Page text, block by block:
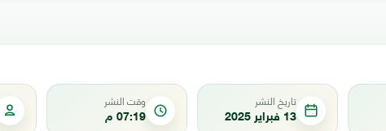
تاريخ النشر
13 فبراير 2025
وقت النشر
07:19 م